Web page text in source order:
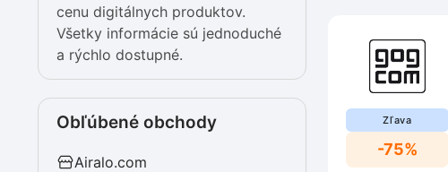
cenu digitálnych produktov.
Všetky informácie sú jednoduché
a rýchlo dostupné.
Obľúbené obchody
Airalo.com
Zľava
-75%